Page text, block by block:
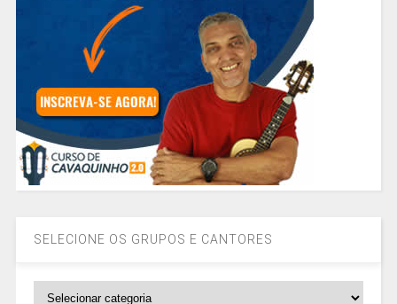
SELECIONE OS GRUPOS E CANTORES